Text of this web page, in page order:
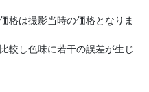
格は撮影当時の価格となりま
較し色味に若干の誤差が生じ